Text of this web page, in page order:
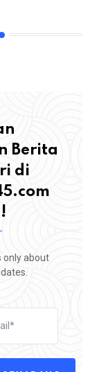
Berita
di
only about